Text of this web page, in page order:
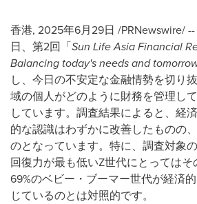
香港, 2025年6月29日 /PRNewswire/
日、第2回「Sun Life Asia Financial
Balancing today's needs and
し、今日の不安定な金融情勢を切り
域の個人がどのように財務を管理し
しています。調査結果によると、経
的な認識はわずかに改善したものの
のとなっています。特に、調査対象
回復力が最も低いZ世代にとってはそ
69%のベビー・ブーマー世代が経済
じているのとは対照的です。